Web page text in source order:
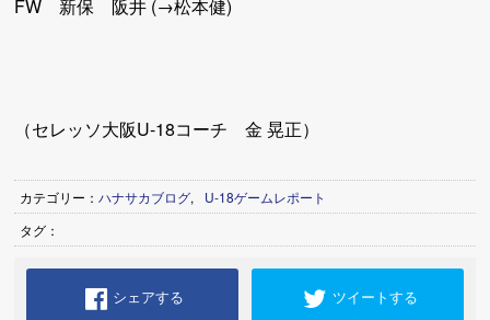
FW 新保 阪井 (→松本健)
（セレッソ大阪U-18コーチ 金 晃正）
カテゴリー：ハナサカブログ,
U-18ゲームレポート
タグ：
シェアする ツイートする